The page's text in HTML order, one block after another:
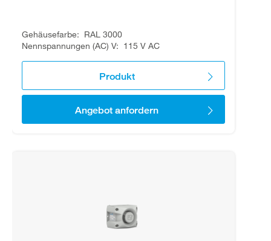
Gehäusefarbe
RAL 3000
Nennspannungen (AC) V
115 V AC
Produkt
Angebot anfordern